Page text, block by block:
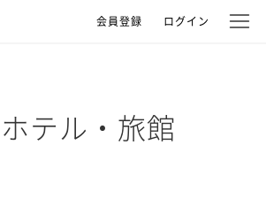
会員登録 ログイン
テル・旅館